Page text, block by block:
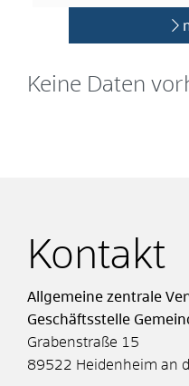
Keine Daten
Kontakt
Allgemeine zentrale
Geschäftsstelle
Grabenstraße 15
89522 Heidenheim an